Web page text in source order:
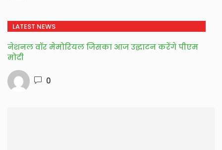
LATEST NEWS
नेशनल वॉर मेमोरियल जिसका आज उद्घाटन करेंगे पीएम
मोदी
0